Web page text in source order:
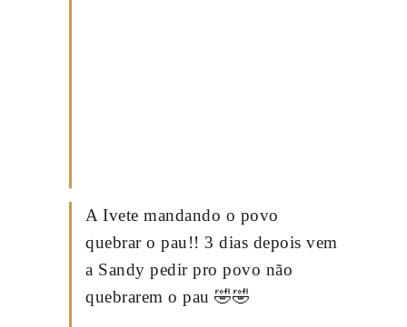
A Ivete mandando o povo
quebrar o pau!! 3 dias depois vem
a Sandy pedir pro povo não
quebrarem o pau 🤣🤣